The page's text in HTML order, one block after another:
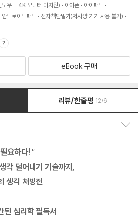
도우 - 4K 모니터 미지원) 아이폰
아이패드
안드로이드패드
전자책단말기(저사양 기기 사용 불가)
eBook 구매
리뷰/한줄평 12/6
필요하다!”
각 덜어내기 기술까지,
생각 처방전
심리학 필독서